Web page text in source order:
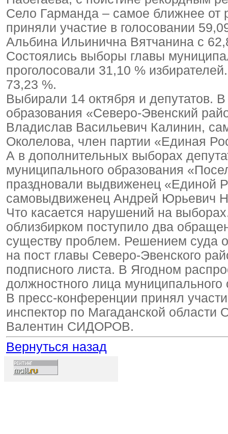
Село Гарманда – самое ближнее от
приняли участие в голосовании
Альбина Ильинична Вятчанина с
Состоялись выборы главы
проголосовали 31,10 %
73,23 %.
Выбирали 14 октября и депутатов.
образования «Северо-Эвенский
Владислав Васильевич Калинин,
Околелова, член партии «Единая
А в дополнительных выборах
муниципального образования
праздновали выдвиженец «Единой
самовыдвиженец Андрей Юрьевич
Что касается нарушений на
облизбирком поступило два
существу проблем. Решением суда
на пост главы Северо-Эвенского
подписного листа. В Ягодном
должностного лица
В пресс-конференции принял
инспектор по Магаданской области
Валентин СИДОРОВ.
Вернуться назад